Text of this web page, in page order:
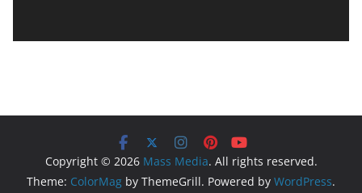
e
Copyright © 2026 Mass Media. All rights reserved.
Theme: ColorMag by ThemeGrill. Powered by WordPress.